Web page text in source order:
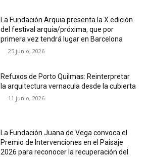
La Fundación Arquia presenta la X edición
del festival arquia/próxima, que por
primera vez tendrá lugar en Barcelona
25 junio, 2026
Refuxos de Porto Quilmas: Reinterpretar
la arquitectura vernacula desde la cubierta
11 junio, 2026
La Fundación Juana de Vega convoca el
Premio de Intervenciones en el Paisaje
2026 para reconocer la recuperación del